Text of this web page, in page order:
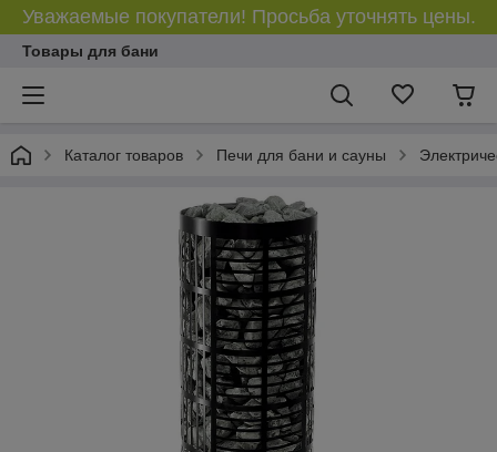
Уважаемые покупатели! Просьба уточнять цены.
Товары для бани
Каталог товаров Печи для бани и сауны